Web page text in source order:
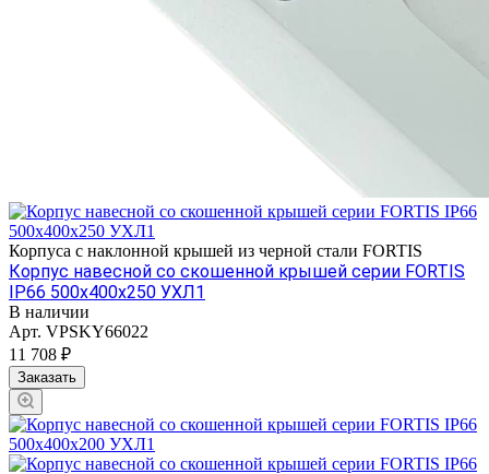
Корпуса с наклонной крышей из черной стали FORTIS
Корпус навесной со скошенной крышей серии FORTIS
IP66 500х400х250 УХЛ1
В наличии
Арт. VPSKY66022
11 708 ₽
Заказать